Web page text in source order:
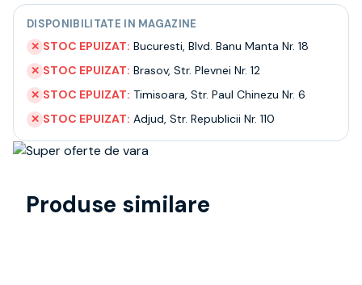
Politica de confidentialitate
Intrebari frecvente
DISPONIBILITATE IN MAGAZINE
✕ STOC EPUIZAT: Bucuresti, Blvd. Banu Manta Nr. 18
✕ STOC EPUIZAT: Brasov, Str. Plevnei Nr. 12
✕ STOC EPUIZAT: Timisoara, Str. Paul Chinezu Nr. 6
✕ STOC EPUIZAT: Adjud, Str. Republicii Nr. 110
Produse similare